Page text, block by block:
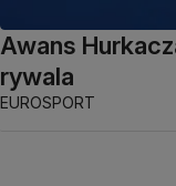
Awans
rywala
EUROSPORT